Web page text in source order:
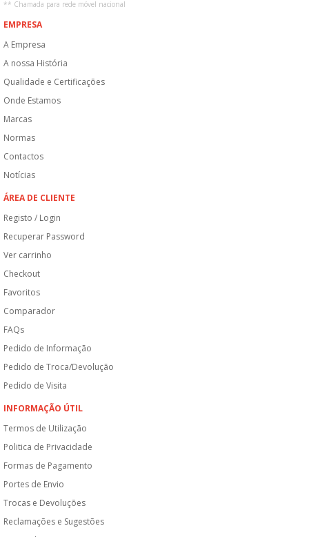
** Chamada para rede móvel nacional
EMPRESA
A Empresa
A nossa História
Qualidade e Certificações
Onde Estamos
Marcas
Normas
Contactos
Notícias
ÁREA DE CLIENTE
Registo / Login
Recuperar Password
Ver carrinho
Checkout
Favoritos
Comparador
FAQs
Pedido de Informação
Pedido de Troca/Devolução
Pedido de Visita
INFORMAÇÃO ÚTIL
Termos de Utilização
Politica de Privacidade
Formas de Pagamento
Portes de Envio
Trocas e Devoluções
Reclamações e Sugestões